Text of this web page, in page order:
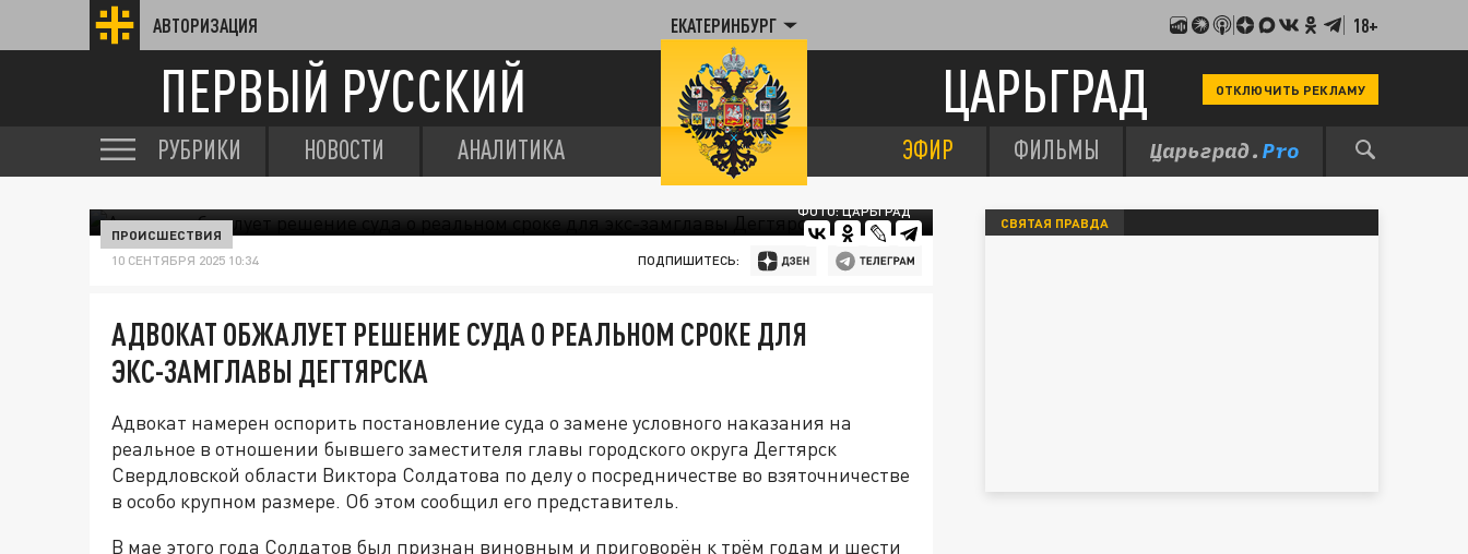
АВТОРИЗАЦИЯ ЕКАТЕРИНБУРГ 18+
ПЕРВЫЙ РУССКИЙ ЦАРЬГРАД ОТКЛЮЧИТЬ РЕКЛАМУ
РУБРИКИ НОВОСТИ АНАЛИТИКА ЭФИР ФИЛЬМЫ
ФОТО: ЦАРЬГРАД
ПРОИСШЕСТВИЯ
10 СЕНТЯБРЯ 2025 10:34 ПОДПИШИТЕСЬ:
АДВОКАТ ОБЖАЛУЕТ РЕШЕНИЕ СУДА О РЕАЛЬНОМ СРОКЕ ДЛЯ
ЭКС-ЗАМГЛАВЫ ДЕГТЯРСКА
Адвокат намерен оспорить постановление суда о замене условного наказания на
реальное в отношении бывшего заместителя главы городского округа Дегтярск
Свердловской области Виктора Солдатова по делу о посредничестве во взяточничестве
в особо крупном размере. Об этом сообщил его представитель.
В мае этого года Солдатов был признан виновным и приговорён к трём годам и шести
СВЯТАЯ ПРАВДА